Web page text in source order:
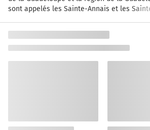
sont appelés les Sainte-Annais et les
depuis le dernier recensement de la
située à 11 km au Nord-Est du Gosier, la
alentours. La ville dispose de plusieurs
touristes. L'une d'entre elles, la plage de la